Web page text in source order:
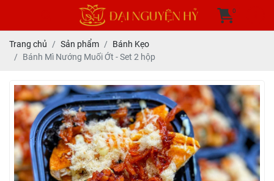
0
Trang chủ Sản phẩm
Bánh Kẹo
Bánh Mì Nướng Muối Ớt - Set 2 hộp